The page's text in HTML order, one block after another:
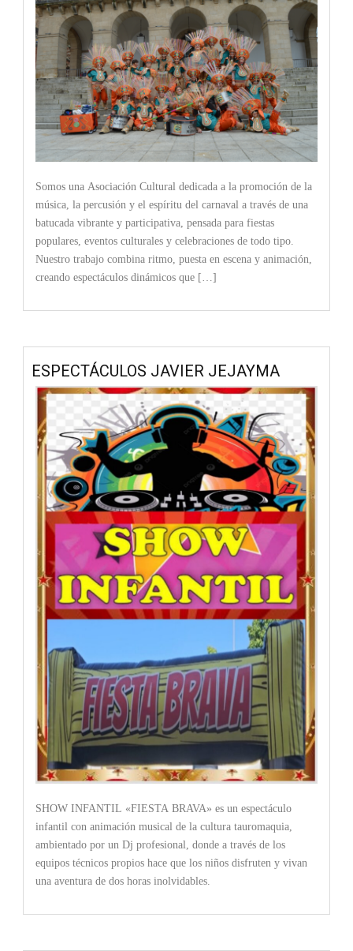
Somos una Asociación Cultural dedicada a la promoción de la
música, la percusión y el espíritu del carnaval a través de una
batucada vibrante y participativa, pensada para fiestas
populares, eventos culturales y celebraciones de todo tipo.
Nuestro trabajo combina ritmo, puesta en escena y animación,
creando espectáculos dinámicos que […]
ESPECTÁCULOS JAVIER JEJAYMA
SHOW INFANTIL «FIESTA BRAVA» es un espectáculo
infantil con animación musical de la cultura tauromaquia,
ambientado por un Dj profesional, donde a través de los
equipos técnicos propios hace que los niños disfruten y vivan
una aventura de dos horas inolvidables.